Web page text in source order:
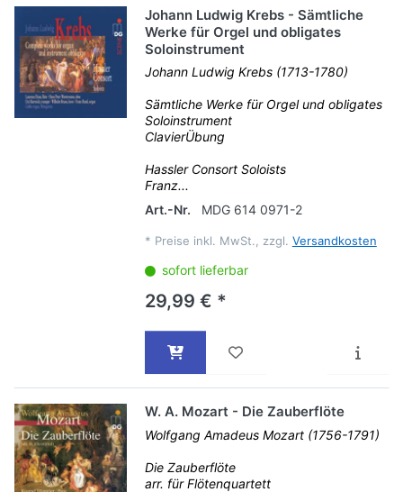
Johann Ludwig Krebs - Sämtliche
Werke für Orgel und obligates
Soloinstrument
Johann Ludwig Krebs (1713-1780)
Sämtliche Werke für Orgel und obligates
Soloinstrument
ClavierÜbung
Hassler Consort Soloists
Franz...
Art.-Nr.
MDG 614 0971-2
* Preise inkl. MwSt., zzgl. Versandkosten
sofort lieferbar
29,99 € *
W. A. Mozart - Die Zauberflöte
Wolfgang Amadeus Mozart (1756-1791)
Die Zauberflöte
arr. für Flötenquartett